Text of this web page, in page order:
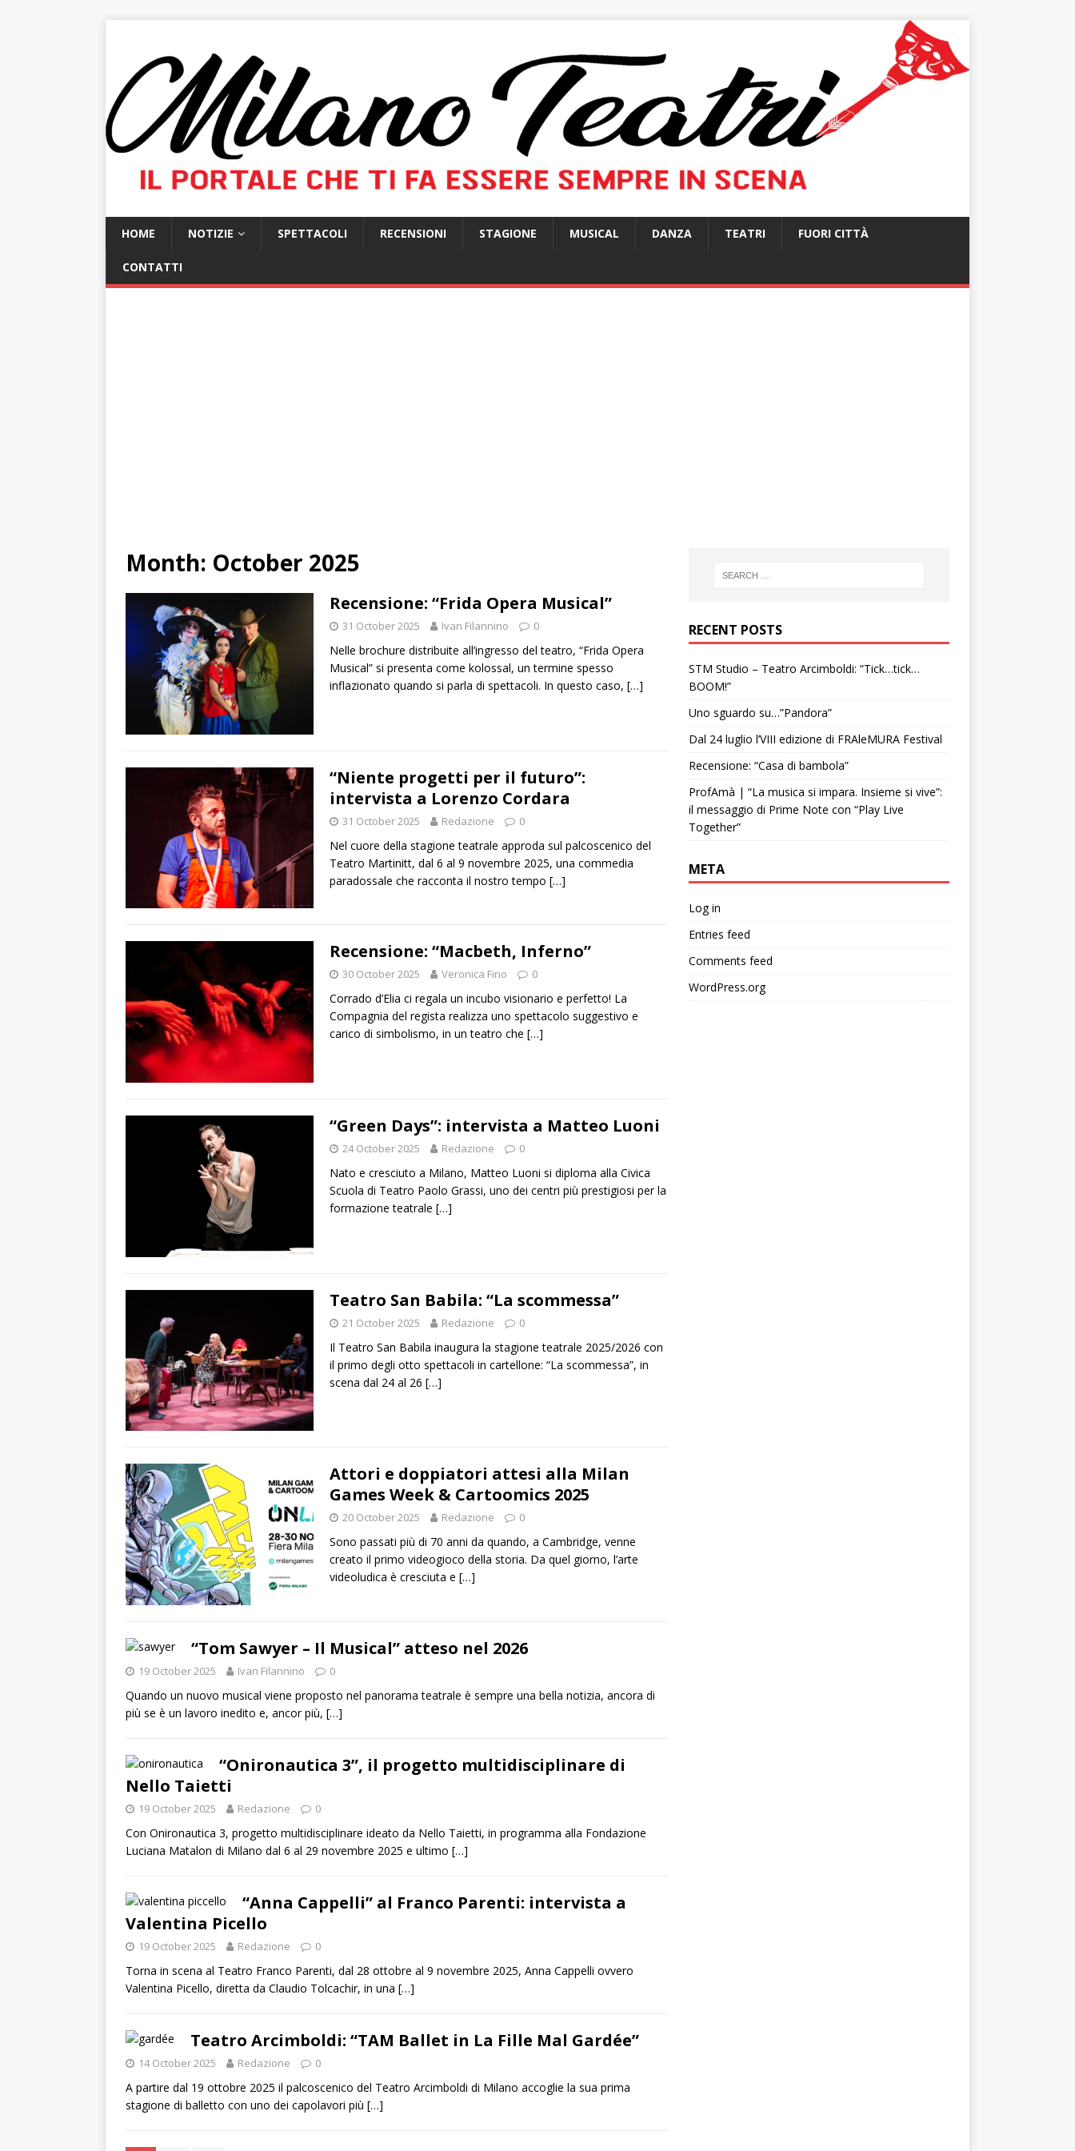
HOME NOTIZIE SPETTACOLI RECENSIONI STAGIONE MUSICAL DANZA TEATRI FUORI CITTÀ
CONTATTI
Month: October 2025
Recensione: “Frida Opera Musical”
31 October 2025 Ivan Filannino 0
Nelle brochure distribuite all’ingresso del teatro, “Frida Opera
Musical” si presenta come kolossal, un termine spesso
inflazionato quando si parla di spettacoli. In questo caso, […]
“Niente progetti per il futuro”:
intervista a Lorenzo Cordara
31 October 2025 Redazione 0
Nel cuore della stagione teatrale approda sul palcoscenico del
Teatro Martinitt, dal 6 al 9 novembre 2025, una commedia
paradossale che racconta il nostro tempo […]
Recensione: “Macbeth, Inferno”
30 October 2025 Veronica Fino 0
Corrado d’Elia ci regala un incubo visionario e perfetto! La
Compagnia del regista realizza uno spettacolo suggestivo e
carico di simbolismo, in un teatro che […]
“Green Days”: intervista a Matteo Luoni
24 October 2025 Redazione 0
Nato e cresciuto a Milano, Matteo Luoni si diploma alla Civica
Scuola di Teatro Paolo Grassi, uno dei centri più prestigiosi per la
formazione teatrale […]
Teatro San Babila: “La scommessa”
21 October 2025 Redazione 0
Il Teatro San Babila inaugura la stagione teatrale 2025/2026 con
il primo degli otto spettacoli in cartellone: “La scommessa”, in
scena dal 24 al 26 […]
Attori e doppiatori attesi alla Milan
Games Week & Cartoomics 2025
20 October 2025 Redazione 0
Sono passati più di 70 anni da quando, a Cambridge, venne
creato il primo videogioco della storia. Da quel giorno, l’arte
videoludica è cresciuta e […]
“Tom Sawyer – Il Musical” atteso nel 2026
19 October 2025 Ivan Filannino 0
Quando un nuovo musical viene proposto nel panorama teatrale è sempre una bella notizia, ancora di
più se è un lavoro inedito e, ancor più, […]
“Onironautica 3”, il progetto multidisciplinare di
Nello Taietti
19 October 2025 Redazione 0
Con Onironautica 3, progetto multidisciplinare ideato da Nello Taietti, in programma alla Fondazione
Luciana Matalon di Milano dal 6 al 29 novembre 2025 e ultimo […]
“Anna Cappelli” al Franco Parenti: intervista a
Valentina Picello
19 October 2025 Redazione 0
Torna in scena al Teatro Franco Parenti, dal 28 ottobre al 9 novembre 2025, Anna Cappelli ovvero
Valentina Picello, diretta da Claudio Tolcachir, in una […]
Teatro Arcimboldi: “TAM Ballet in La Fille Mal Gardée”
14 October 2025 Redazione 0
A partire dal 19 ottobre 2025 il palcoscenico del Teatro Arcimboldi di Milano accoglie la sua prima
stagione di balletto con uno dei capolavori più […]
RECENT POSTS
STM Studio – Teatro Arcimboldi: “Tick…tick…
BOOM!”
Uno sguardo su…”Pandora”
Dal 24 luglio l’VIII edizione di FRAleMURA Festival
Recensione: “Casa di bambola”
ProfAmà | “La musica si impara. Insieme si vive”:
il messaggio di Prime Note con “Play Live
Together”
META
Log in
Entries feed
Comments feed
WordPress.org